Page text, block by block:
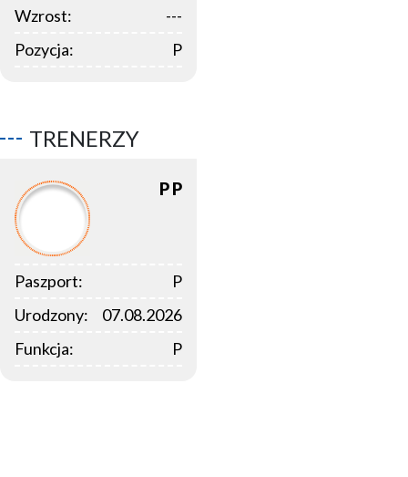
Wzrost:
---
Pozycja:
P
TRENERZY
PP
Paszport:
P
Urodzony:
07.08.2026
Funkcja:
P